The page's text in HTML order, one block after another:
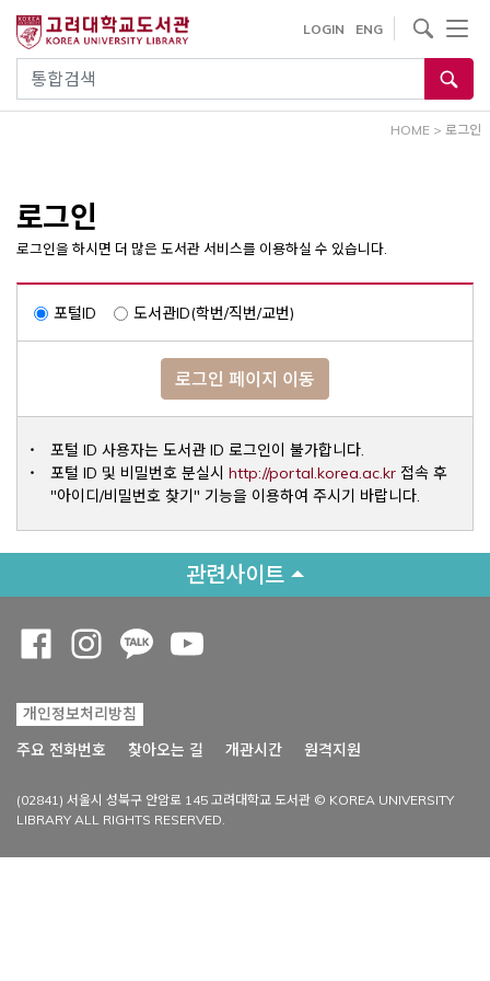
건
통합검색
LOGIN ENG
사이트내 검색
HOME > 로그인
로그인
로그인을 하시면 더 많은 도서관 서비스를 이용하실 수 있습니다.
포털ID 도서관ID(학번/직번/교번)
로그인 페이지 이동
포털 ID 사용자는 도서관 ID 로그인이 불가합니다.
포털 ID 및 비밀번호 분실시 http://portal.korea.ac.krOpens a
접속 후
"아이디/비밀번호 찾기" 기능을 이용하여 주시기 바랍니다.
관련사이트
개인정보처리방침
주요 전화번호
찾아오는 길 개관시간 원격지원
(02841) 서울시 성북구 안암로 145 고려대학교 도서관 © KOREA UNIVERSITY
LIBRARY ALL RIGHTS RESERVED.
Opens a new window
Opens a new window
Opens a new window